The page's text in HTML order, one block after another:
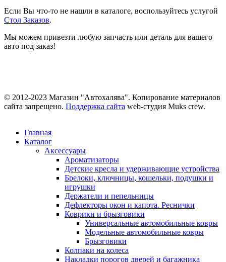
Если Вы что-то не нашли в каталоге, воспользуйтесь услугой
Стол Заказов.
Мы можем привезти любую запчасть или деталь для вашего
авто под заказ!
© 2012-2023 Магазин "Автохалява". Копирование материалов
сайта запрещено. Поддержка сайта web-студия Muks crew.
Главная
Каталог
Аксессуары
Ароматизаторы
Детские кресла и удерживающие устройства
Брелоки, ключницы, кошельки, подушки и
игрушки
Держатели и пепельницы
Дефлекторы окон и капота. Реснички
Коврики и брызговики
Универсальные автомобильные ковры
Модельные автомобильные ковры
Брызговики
Колпаки на колеса
Накладки порогов дверей и багажника